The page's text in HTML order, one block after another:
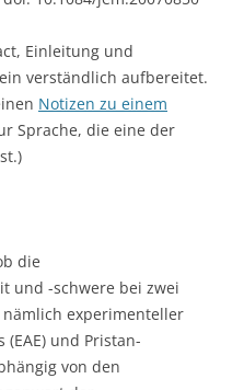
Einleitung und
verständlich aufbereitet.
Notizen zu einem
Sprache, die eine der
die
und -schwere bei zwei
nämlich experimenteller
und Pristan-
von den